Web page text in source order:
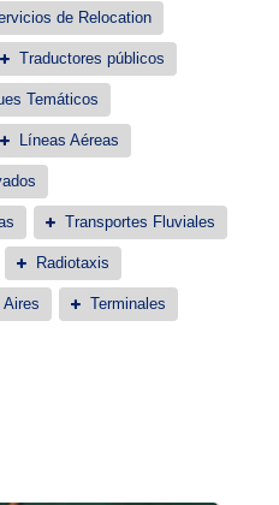
de Relocation
Traductores públicos
Temáticos
Líneas Aéreas
Transportes Fluviales
Radiotaxis
Terminales